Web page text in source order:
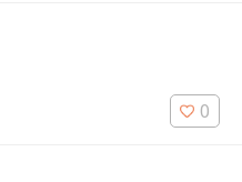
0